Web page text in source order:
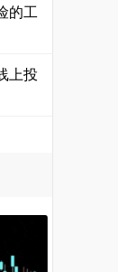
的工
上投